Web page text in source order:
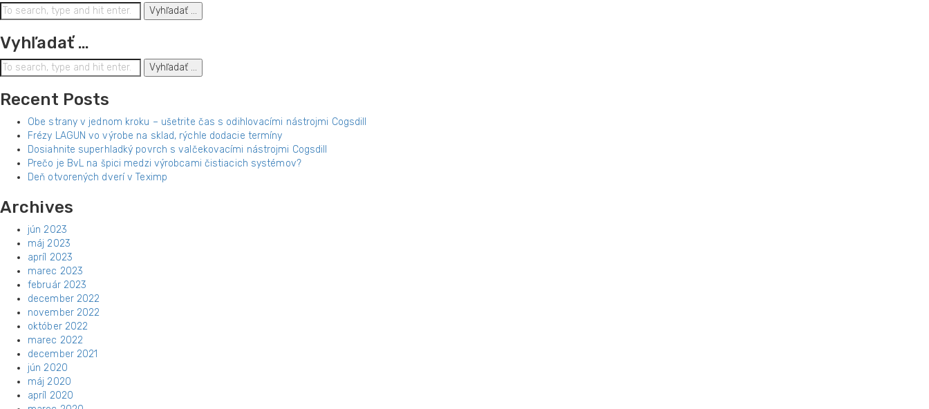
Vyhľadať ...
Vyhľadať …
Vyhľadať ...
Recent Posts
Obe strany v jednom kroku – ušetrite čas s odihlovacími nástrojmi Cogsdill
Frézy LAGUN vo výrobe na sklad, rýchle dodacie termíny
Dosiahnite superhladký povrch s valčekovacími nástrojmi Cogsdill
Prečo je BvL na špici medzi výrobcami čistiacich systémov?
Deň otvorených dverí v Teximp
Archives
jún 2023
máj 2023
apríl 2023
marec 2023
február 2023
december 2022
november 2022
október 2022
marec 2022
december 2021
jún 2020
máj 2020
apríl 2020